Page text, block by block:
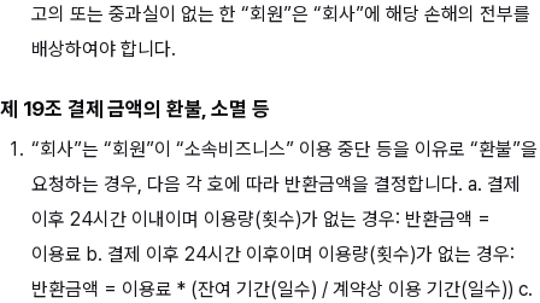
고의 또는 중과실이 없는 한 “회원”은 “회사”에 해당 손해의 전부를
배상하여야 합니다.
제 19조 결제 금액의 환불, 소멸 등
“회사”는 “회원”이 “소속비즈니스” 이용 중단 등을 이유로 “환불”을
요청하는 경우, 다음 각 호에 따라 반환금액을 결정합니다. a. 결제
이후 24시간 이내이며 이용량(횟수)가 없는 경우: 반환금액 =
이용료 b. 결제 이후 24시간 이후이며 이용량(횟수)가 없는 경우:
반환금액 = 이용료 * (잔여 기간(일수) / 계약상 이용 기간(일수)) c.